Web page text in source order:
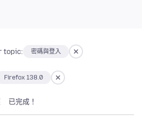
topic: 密碼與登入
Firefox 138.0
已完成！